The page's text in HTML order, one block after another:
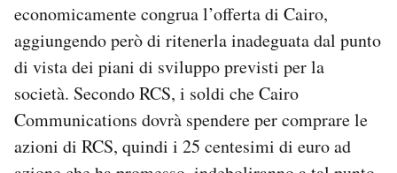
economicamente congrua l’offerta di Cairo,
aggiungendo però di ritenerla inadeguata dal punto
di vista dei piani di sviluppo previsti per la
società. Secondo RCS, i soldi che Cairo
Communications dovrà spendere per comprare le
azioni di RCS, quindi i 25 centesimi di euro ad